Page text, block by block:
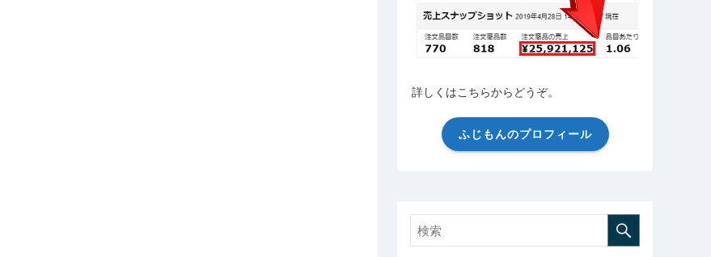
詳しくはこちらからどうぞ。
ふじもんのプロフィール